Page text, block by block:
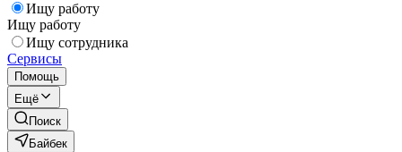
Ищу работу
Ищу работу
Ищу сотрудника
Сервисы
Помощь
Ещё
Поиск
Байбек